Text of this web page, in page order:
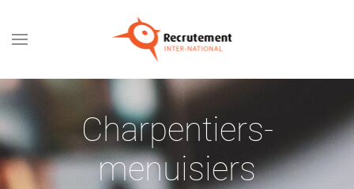
Passer au contenu principal
Charpentiers-
menuisiers